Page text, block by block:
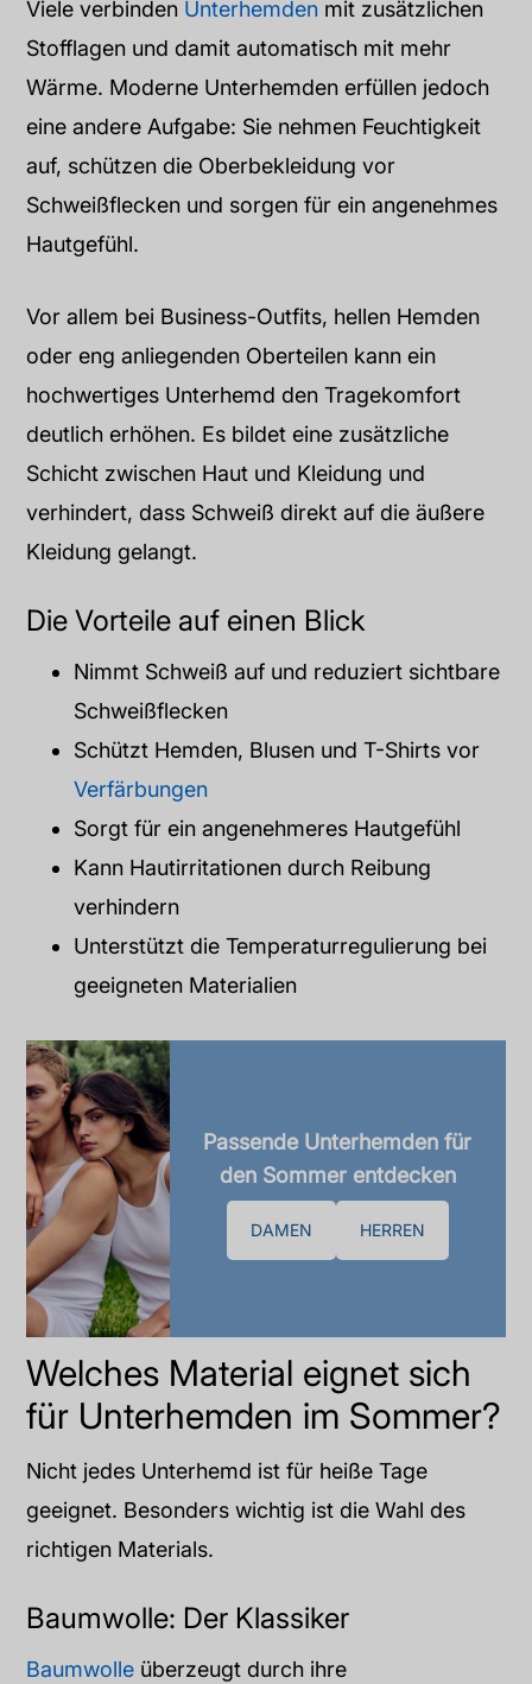
Viele verbinden Unterhemden mit zusätzlichen
Stofflagen und damit automatisch mit mehr
Wärme. Moderne Unterhemden erfüllen jedoch
eine andere Aufgabe: Sie nehmen Feuchtigkeit
auf, schützen die Oberbekleidung vor
Schweißflecken und sorgen für ein angenehmes
Hautgefühl.
Vor allem bei Business-Outfits, hellen Hemden
oder eng anliegenden Oberteilen kann ein
hochwertiges Unterhemd den Tragekomfort
deutlich erhöhen. Es bildet eine zusätzliche
Schicht zwischen Haut und Kleidung und
verhindert, dass Schweiß direkt auf die äußere
Kleidung gelangt.
Die Vorteile auf einen Blick
Nimmt Schweiß auf und reduziert sichtbare
Schweißflecken
Schützt Hemden, Blusen und T-Shirts vor
Verfärbungen
Sorgt für ein angenehmeres Hautgefühl
Kann Hautirritationen durch Reibung
verhindern
Unterstützt die Temperaturregulierung bei
geeigneten Materialien
Passende Unterhemden für
den Sommer entdecken
DAMEN HERREN
Welches Material eignet sich
für Unterhemden im Sommer?
Nicht jedes Unterhemd ist für heiße Tage
geeignet. Besonders wichtig ist die Wahl des
richtigen Materials.
Baumwolle: Der Klassiker
Baumwolle überzeugt durch ihre